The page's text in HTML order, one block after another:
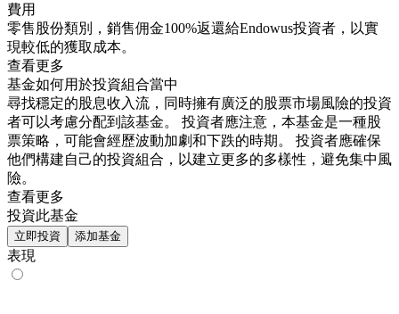
費用
零售股份類別，銷售佣金100%返還給Endowus投資者，以實
現較低的獲取成本。
查看更多
基金如何用於投資組合當中
尋找穩定的股息收入流，同時擁有廣泛的股票市場風險的投資
者可以考慮分配到該基金。 投資者應注意，本基金是一種股
票策略，可能會經歷波動加劇和下跌的時期。 投資者應確保
他們構建自己的投資組合，以建立更多的多樣性，避免集中風
險。
查看更多
投資此基金
立即投資 添加基金
表現